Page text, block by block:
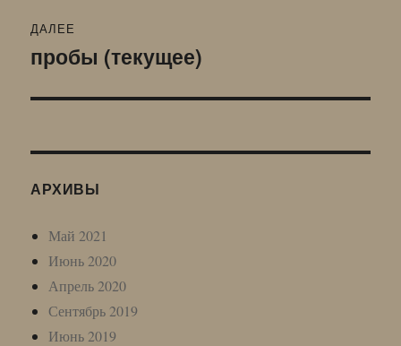
ДАЛЕЕ
Следующая
пробы (текущее)
АРХИВЫ
Май 2021
Июнь 2020
Апрель 2020
Сентябрь 2019
Июнь 2019